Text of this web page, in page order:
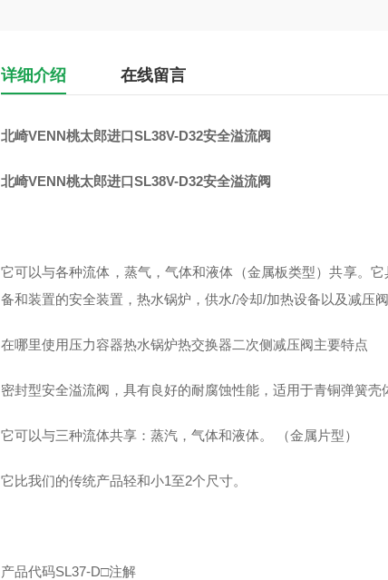
详细介绍 在线留言
北崎VENN桃太郎进口SL38V-D32安全溢流阀
北崎VENN桃太郎进口SL38V-D32安全溢流阀
它可以与各种流体，蒸气，气体和液体（金属板类型）共享。
备和装置的安全装置，热水锅炉，供水/冷却/加热设备以及减压阀
在哪里使用压力容器热水锅炉热交换器二次侧减压阀主要特点
密封型安全溢流阀，具有良好的耐腐蚀性能，适用于青铜弹簧壳
它可以与三种流体共享：蒸汽，气体和液体。 （金属片型）
它比我们的传统产品轻和小1至2个尺寸。
产品代码SL37-D□注解